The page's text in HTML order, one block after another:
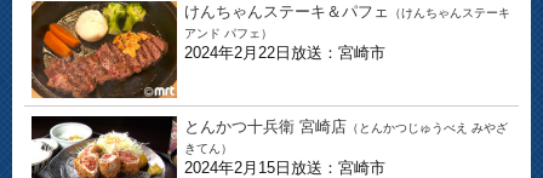
けんちゃんステーキ＆パフェ
（けんちゃんステーキ
アンド パフェ）
2024年2月22日放送：宮崎市
とんかつ十兵衛 宮崎店 （とんかつじゅうべえ みやざ
きてん）
2024年2月15日放送：宮崎市